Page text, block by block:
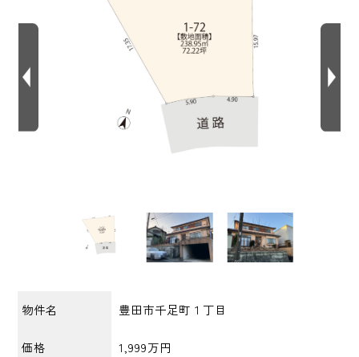
物件名 豊田市千足町１丁目
価格 1,999万円